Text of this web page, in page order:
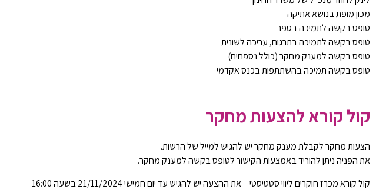
מכון מופת בנושא אתיקה
טופס בקשה לתמיכה בספר
טופס בקשה לתמיכה בתרגום, עריכה לשונית
טופס בקשה למענק מחקר(כולל נספחים)
טופס בקשה תמיכה בהשתתפות בכנס אקדמי
קול קורא להצעות מחקר
הצעות מחקר לקבלת מענק מחקר יש להגיש למייל של הרשות.
את הפניה ניתן להוריד באמצעות הקישור לטופס בקשה למענק מחקר.
קול קורא מכרז חוקרים ליווי סטטיסטי– את ההצעה יש להגיש עד יום חמישי 21/11/2024 בשעה 16:00